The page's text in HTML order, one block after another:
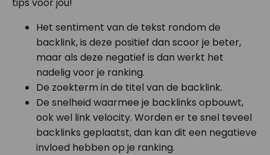
Het sentiment van de tekst rondom de
backlink, is deze positief dan scoor je beter,
maar als deze negatief is dan werkt het
nadelig voor je ranking.
De zoekterm in de titel van de backlink.
De snelheid waarmee je backlinks opbouwt,
ook wel link velocity. Worden er te snel teveel
backlinks geplaatst, dan kan dit een negatieve
invloed hebben op je ranking.